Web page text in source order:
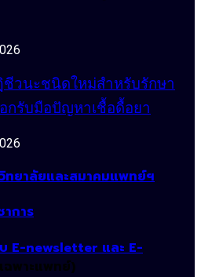
วนะชนิดใหม่สำหรับรักษา
กรับมือปัญหาเชื้อดื้อยา
ทยาลัยและสมาคมแพทย์ฯ
การ
E-newsletter และ E-
ฉพาะแพทย์)